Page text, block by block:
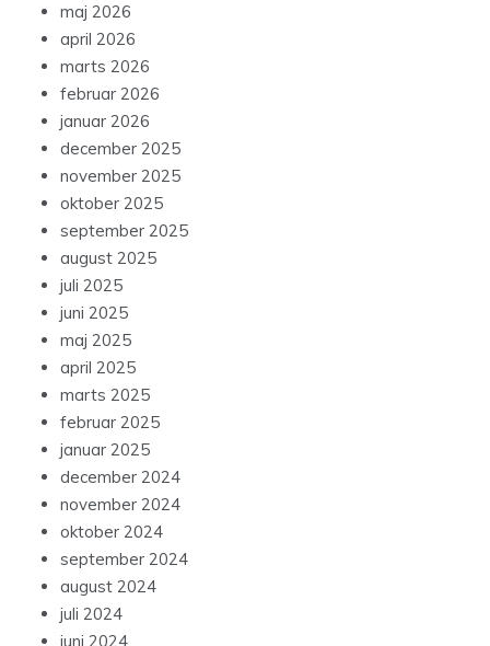
maj 2026
april 2026
marts 2026
februar 2026
januar 2026
december 2025
november 2025
oktober 2025
september 2025
august 2025
juli 2025
juni 2025
maj 2025
april 2025
marts 2025
februar 2025
januar 2025
december 2024
november 2024
oktober 2024
september 2024
august 2024
juli 2024
juni 2024